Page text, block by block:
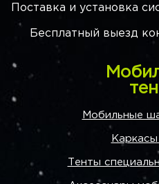
Поставка и установка
Бесплатный выезд
Мобильные
Тенты